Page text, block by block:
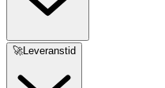
🚀Leveranstid